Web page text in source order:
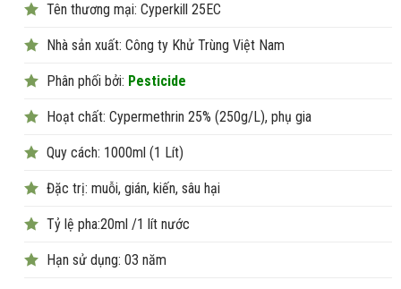
Tên thương mại: Cyperkill 25EC
Nhà sản xuất: Công ty Khử Trùng Việt Nam
Phân phối bởi: Pesticide
Hoạt chất: Cypermethrin 25% (250g/L), phụ gia
Quy cách: 1000ml (1 Lít)
Đặc trị: muỗi, gián, kiến, sâu hại
Tỷ lệ pha:20ml /1 lít nước
Hạn sử dụng: 03 năm